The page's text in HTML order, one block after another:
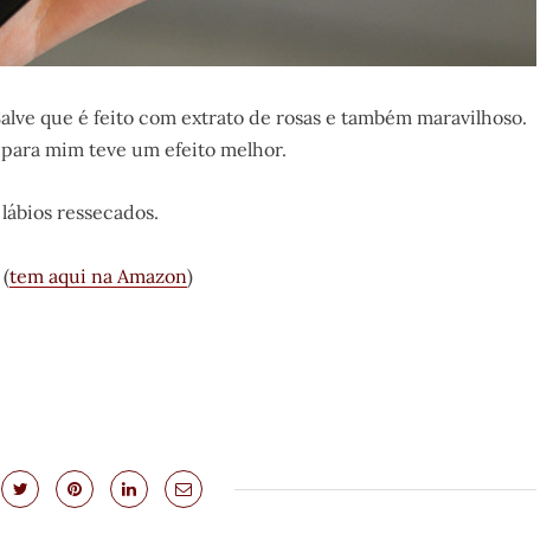
que é feito com extrato de rosas e também maravilhoso.
mim teve um efeito melhor.
ressecados.
tem aqui na Amazon)